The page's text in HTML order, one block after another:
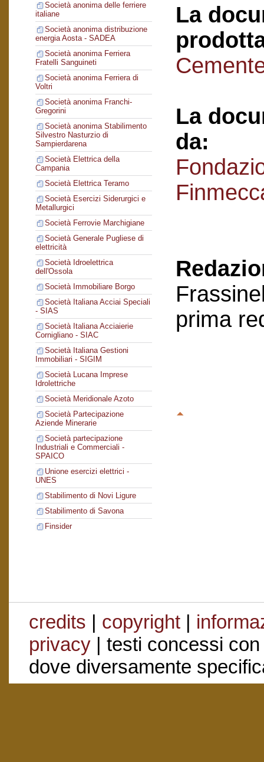
Società anonima delle ferriere
italiane
Società anonima distribuzione
energia Aosta - SADEA
Società anonima Ferriera
Fratelli Sanguineti
Società anonima Ferriera di
Voltri
Società anonima Franchi-
Gregorini
Società anonima Stabilimento
Silvestro Nasturzio di
Sampierdarena
Società Elettrica della
Campania
Società Elettrica Teramo
Società Esercizi Siderurgici e
Metallurgici
Società Ferrovie Marchigiane
Società Generale Pugliese di
elettricità
Società Idroelettrica
dell'Ossola
Società Immobiliare Borgo
Società Italiana Acciai Speciali
- SIAS
Società Italiana Acciaierie
Cornigliano - SIAC
Società Italiana Gestioni
Immobiliari - SIGIM
Società Lucana Imprese
Idrolettriche
Società Meridionale Azoto
Società Partecipazione
Aziende Minerarie
Società partecipazione
Industriali e Commerciali -
SPAICO
Unione esercizi elettrici -
UNES
Stabilimento di Novi Ligure
Stabilimento di Savona
Finsider
La
La
da:
prima
credits | copyright|
privacy| testi concessi
dove diversamente